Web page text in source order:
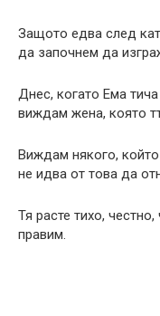
Защото едва след
да започнем да
Днес, когато Ема
виждам жена, която
Виждам някого,
не идва от това да
Тя расте тихо,
правим.